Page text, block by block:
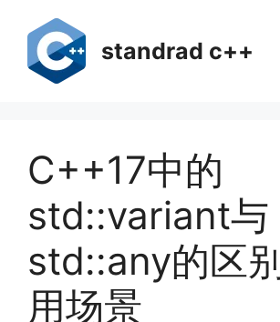
standrad c++
C++17中的
std::variant与
std::any的区
用场景